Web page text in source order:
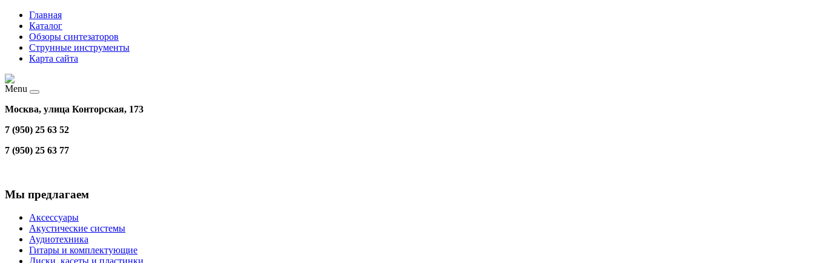
Главная
Каталог
Обзоры синтезаторов
Струнные инструменты
Карта сайта
Menu
Москва, улица Конторская, 173
7 (950) 25 63 52
7 (950) 25 63 77
Мы предлагаем
Аксессуары
Акустические системы
Аудиотехника
Гитары и комплектующие